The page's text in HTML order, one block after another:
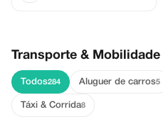
Transporte & Mobilidade
Todos284 Aluguer de carros5
Táxi & Corrida8